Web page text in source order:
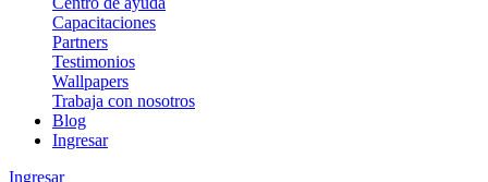
Capacitaciones
Partners
Testimonios
Wallpapers
Trabaja con nosotros
Blog
Ingresar
Ingresar